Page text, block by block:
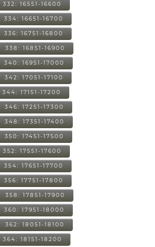
332: 16551-16600
334: 16651-16700
336: 16751-16800
338: 16851-16900
340: 16951-17000
342: 17051-17100
344: 17151-17200
346: 17251-17300
348: 17351-17400
350: 17451-17500
352: 17551-17600
354: 17651-17700
356: 17751-17800
358: 17851-17900
360: 17951-18000
362: 18051-18100
364: 18151-18200